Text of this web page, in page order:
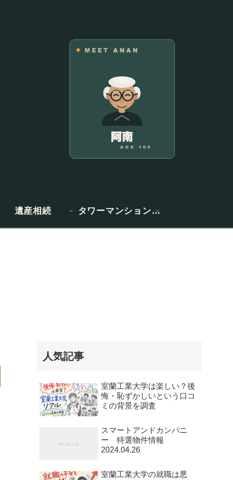
遺産相続 タワーマンション情
人気記事
室蘭工業大学は楽しい？後
悔・恥ずかしいという口コ
ミの背景を調査
スマートアンドカンパニ
ー 特選物件情報
2024.04.26
室蘭工業大学の就職は悪